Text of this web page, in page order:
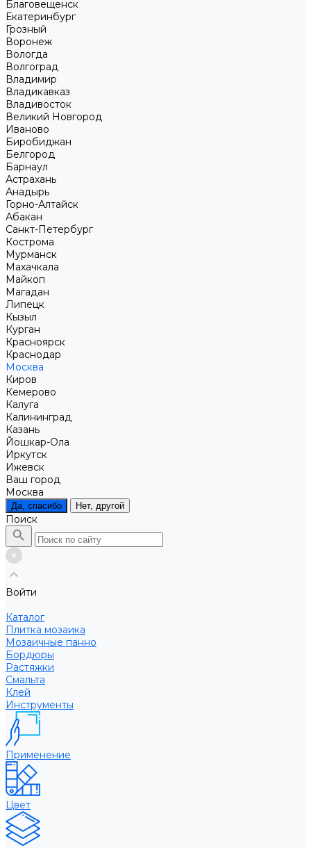
Благовещенск
Екатеринбург
Грозный
Воронеж
Вологда
Волгоград
Владимир
Владикавказ
Владивосток
Великий Новгород
Иваново
Биробиджан
Белгород
Барнаул
Астрахань
Анадырь
Горно-Алтайск
Абакан
Санкт-Петербург
Кострома
Мурманск
Махачкала
Майкоп
Магадан
Липецк
Кызыл
Курган
Красноярск
Краснодар
Москва
Киров
Кемерово
Калуга
Калининград
Казань
Йошкар-Ола
Иркутск
Ижевск
Ваш город
Москва
Да, спасибо Нет, другой
Поиск
Войти
Каталог
Плитка мозаика
Мозаичные панно
Бордюры
Растяжки
Смальта
Клей
Инструменты
Применение
Цвет